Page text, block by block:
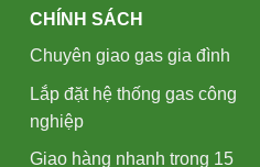
CHÍNH SÁCH
Chuyên giao gas gia đình
Lắp đặt hệ thống gas công
nghiệp
Giao hàng nhanh trong 15